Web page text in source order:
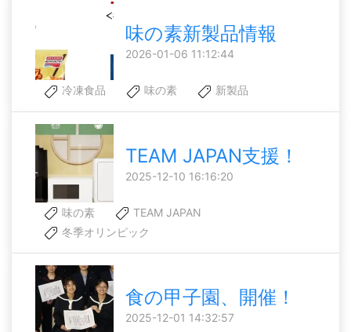
味の素新製品情報
2026-01-06 11:12:44
冷凍食品 味の素 新製品
TEAM JAPAN支援！
2025-12-10 16:16:20
味の素
TEAM JAPAN
冬季オリンピック
食の甲子園、開催！
2025-12-01 14:32:57